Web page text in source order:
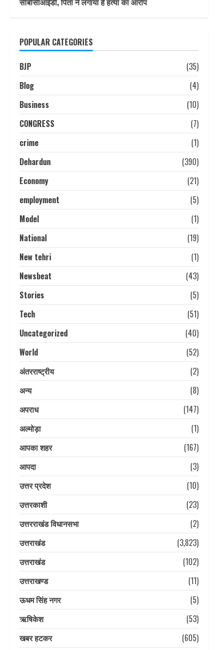
POPULAR CATEGORIES
BJP
(35)
Blog
(4)
Business
(10)
CONGRESS
(7)
crime
(1)
Dehardun
(390)
Economy
(21)
employment
(5)
Model
(1)
National
(19)
New tehri
(1)
Newsbeat
(43)
Stories
(5)
Tech
(51)
Uncategorized
(40)
World
(52)
अंतरराष्ट्रीय
(2)
अन्य
(8)
अपराध
(147)
अल्मोड़ा
(1)
आपका शहर
(167)
आपदा
(3)
उत्तर प्रदेश
(10)
उत्तरकाशी
(23)
उत्तरराखंड विधानसभा
(2)
उत्तराखंड
(3,823)
उत्तराखंड
(102)
उत्तराखण्ड
(11)
ऊधम सिंह नगर
(5)
ऋषिकेश
(53)
खबर हटकर
(605)